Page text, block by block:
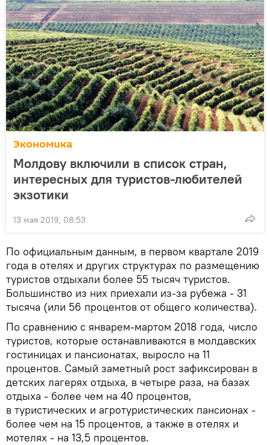
Экономика
Молдову включили в список стран,
интересных для туристов-любителей
экзотики
13 мая 2019, 08:53
По официальным данным, в первом квартале 2019
года в отелях и других структурах по размещению
туристов отдыхали более 55 тысяч туристов.
Большинство из них приехали из-за рубежа - 31
тысяча (или 56 процентов от общего количества).
По сравнению с январем-мартом 2018 года, число
туристов, которые останавливаются в молдавских
гостиницах и пансионатах, выросло на 11
процентов. Самый заметный рост зафиксирован в
детских лагерях отдыха, в четыре раза, на базах
отдыха - более чем на 40 процентов,
в туристических и агротуристических пансионах -
более чем на 15 процентов, а также в отелях и
мотелях - на 13,5 процентов.